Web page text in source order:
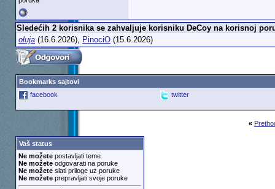
Sledećih 2 korisnika se zahvaljuje korisniku DeCoy na korisnoj
oluja(16.6.2026), PinociO(15.6.2026)
Bookmarks sajtovi
facebook
twitter
«
Vaš status
Ne možetepostavljati teme
Ne možeteodgovarati na poruke
Ne možeteslati priloge uz poruke
Ne možeteprepravljati svoje poruke